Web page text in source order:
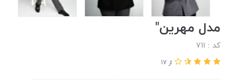
مدل مهرین"
کد : ۷۱۱
از 17